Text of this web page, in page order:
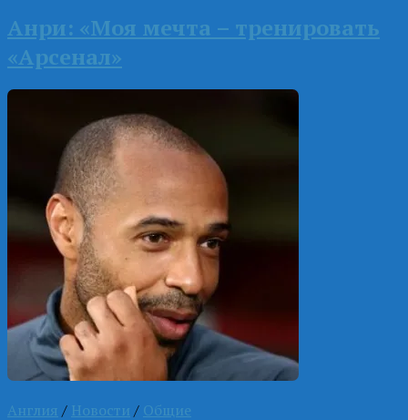
Анри: «Моя мечта – тренировать
«Арсенал»
Англия / Новости / Общие